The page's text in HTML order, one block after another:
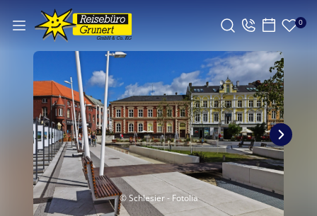
0
© Schlesier - Fotolia